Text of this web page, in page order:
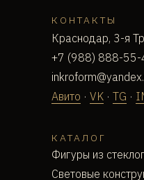
КАТАЛОГ
КОНТАКТЫ
Фигуры из
Световые
Краснодар, 3-я
+7 (988) 888-55-
Авито · VK · TG ·